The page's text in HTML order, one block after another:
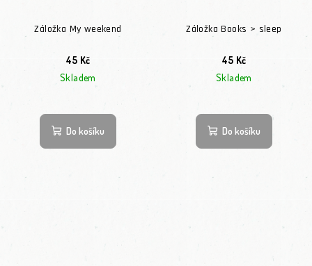
Záložka My weekend
45 Kč
Skladem
Do košíku
Záložka Books > sleep
45 Kč
Skladem
Do košíku